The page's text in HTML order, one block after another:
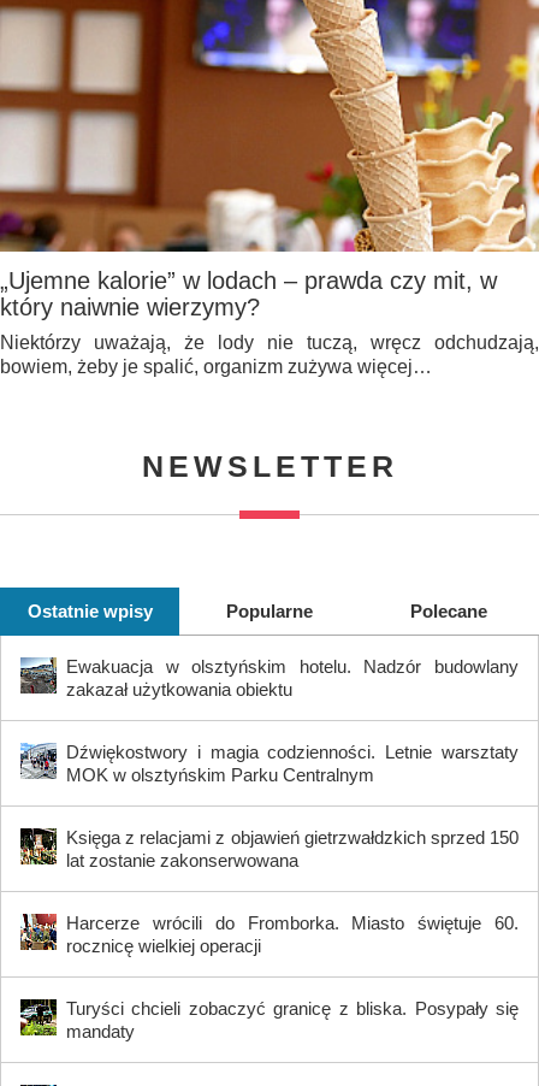
„Ujemne kalorie” w lodach – prawda czy mit, w
który naiwnie wierzymy?
Niektórzy uważają, że lody nie tuczą, wręcz odchudzają,
bowiem, żeby je spalić, organizm zużywa więcej…
NEWSLETTER
Ostatnie wpisy Popularne Polecane
Ewakuacja w olsztyńskim hotelu. Nadzór budowlany
zakazał użytkowania obiektu
Dźwiękostwory i magia codzienności. Letnie warsztaty
MOK w olsztyńskim Parku Centralnym
Księga z relacjami z objawień gietrzwałdzkich sprzed 150
lat zostanie zakonserwowana
Harcerze wrócili do Fromborka. Miasto świętuje 60.
rocznicę wielkiej operacji
Turyści chcieli zobaczyć granicę z bliska. Posypały się
mandaty